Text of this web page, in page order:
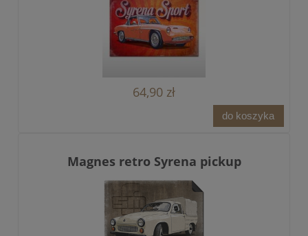
64,90 zł
do koszyka
Magnes retro Syrena pickup